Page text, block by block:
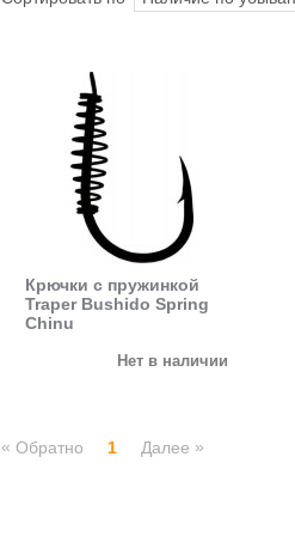
Крючки с пружинкой
Traper Bushido Spring
Chinu
Нет в наличии
« Обратно 1 Далее »